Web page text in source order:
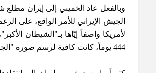
الجيش الإيراني للأمر الواقع، على
لأمريكا واصفاً إيّاها بـ"الشيطان
444 يوماً، كانت كافية لرسم صورة "الجمهورية الإسلامية" في أذهان الجمهور الأمريكي.